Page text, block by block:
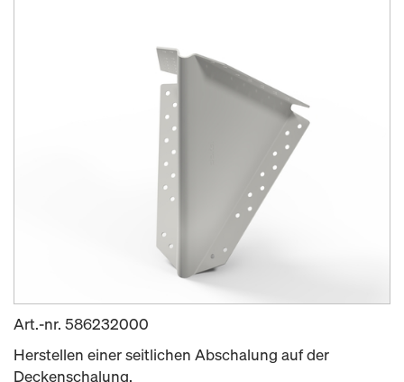
Art.-nr. 586232000
Herstellen einer seitlichen Abschalung auf der
Deckenschalung.